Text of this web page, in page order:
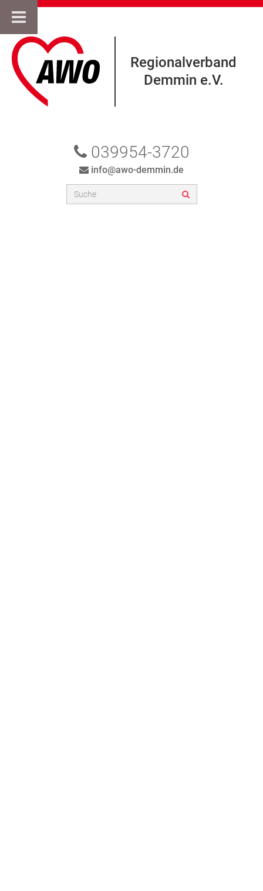
Regionalverband
Demmin e.V.
039954-3720
info@awo-demmin.de